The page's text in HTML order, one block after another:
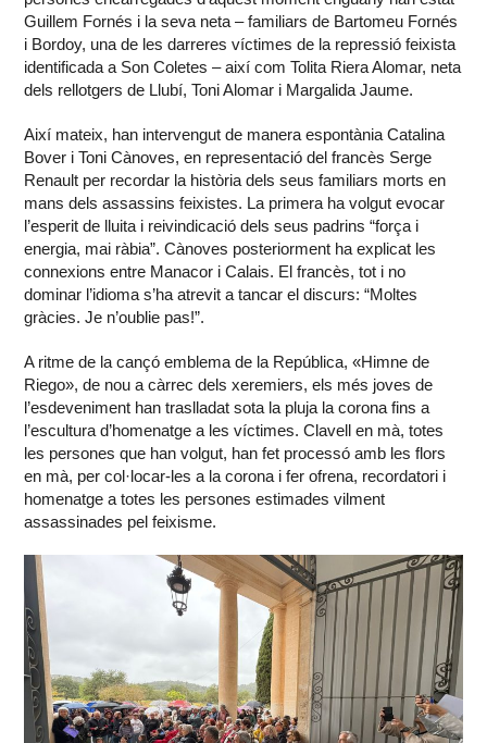
Guillem Fornés i la seva neta – familiars de Bartomeu Fornés
i Bordoy, una de les darreres víctimes de la repressió feixista
identificada a Son Coletes – així com Tolita Riera Alomar, neta
dels rellotgers de Llubí, Toni Alomar i Margalida Jaume.
Així mateix, han intervengut de manera espontània Catalina
Bover i Toni Cànoves, en representació del francès Serge
Renault per recordar la història dels seus familiars morts en
mans dels assassins feixistes. La primera ha volgut evocar
l’esperit de lluita i reivindicació dels seus padrins “força i
energia, mai ràbia”. Cànoves posteriorment ha explicat les
connexions entre Manacor i Calais. El francès, tot i no
dominar l’idioma s’ha atrevit a tancar el discurs: “Moltes
gràcies. Je n’oublie pas!”.
A ritme de la cançó emblema de la República, «Himne de
Riego», de nou a càrrec dels xeremiers, els més joves de
l’esdeveniment han traslladat sota la pluja la corona fins a
l’escultura d’homenatge a les víctimes. Clavell en mà, totes
les persones que han volgut, han fet processó amb les flors
en mà, per col·locar-les a la corona i fer ofrena, recordatori i
homenatge a totes les persones estimades vilment
assassinades pel feixisme.